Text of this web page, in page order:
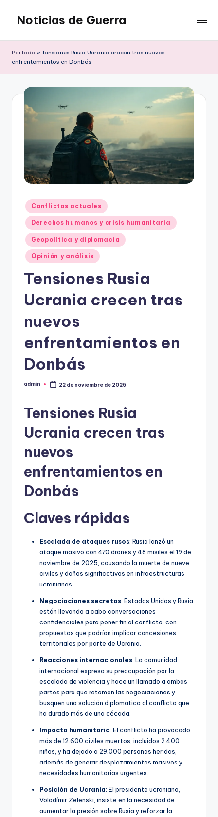
Saltar
contenido
Noticias de Guerra
Portada » Tensiones Rusia Ucrania crecen tras nuevos
enfrentamientos en Donbás
Publicado
en
Conflictos actuales
Derechos humanos y crisis humanitaria
Geopolítica y diplomacia
Opinión y análisis
Tensiones Rusia
Ucrania crecen tras
nuevos
enfrentamientos en
Donbás
Publicado
admin 22 de noviembre de 2025
Tensiones Rusia
Ucrania crecen tras
nuevos
enfrentamientos en
Donbás
Claves rápidas
Escalada de ataques rusos: Rusia lanzó un
ataque masivo con 470 drones y 48 misiles el 19 de
noviembre de 2025, causando la muerte de nueve
civiles y daños significativos en infraestructuras
ucranianas.
Negociaciones secretas: Estados Unidos y Rusia
están llevando a cabo conversaciones
confidenciales para poner fin al conflicto, con
propuestas que podrían implicar concesiones
territoriales por parte de Ucrania.
Reacciones internacionales: La comunidad
internacional expresa su preocupación por la
escalada de violencia y hace un llamado a ambas
partes para que retomen las negociaciones y
busquen una solución diplomática al conflicto que
ha durado más de una década.
Impacto humanitario: El conflicto ha provocado
más de 12.600 civiles muertos, incluidos 2.400
niños, y ha dejado a 29.000 personas heridas,
además de generar desplazamientos masivos y
necesidades humanitarias urgentes.
Posición de Ucrania: El presidente ucraniano,
Volodímir Zelenski, insiste en la necesidad de
aumentar la presión sobre Rusia y reforzar la